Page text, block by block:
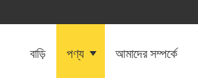
বাড়ি পণ্য আমাদের সম্পর্কে